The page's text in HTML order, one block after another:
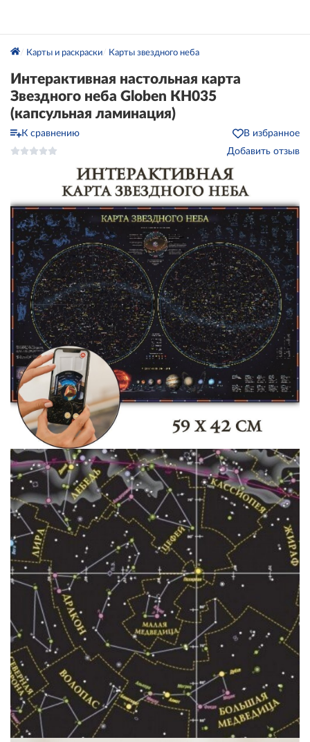
Карты и раскраски Карты звездного неба
Интерактивная настольная карта
Звездного неба Globen КН035
(капсульная ламинация)
К сравнению
В избранное
Добавить отзыв